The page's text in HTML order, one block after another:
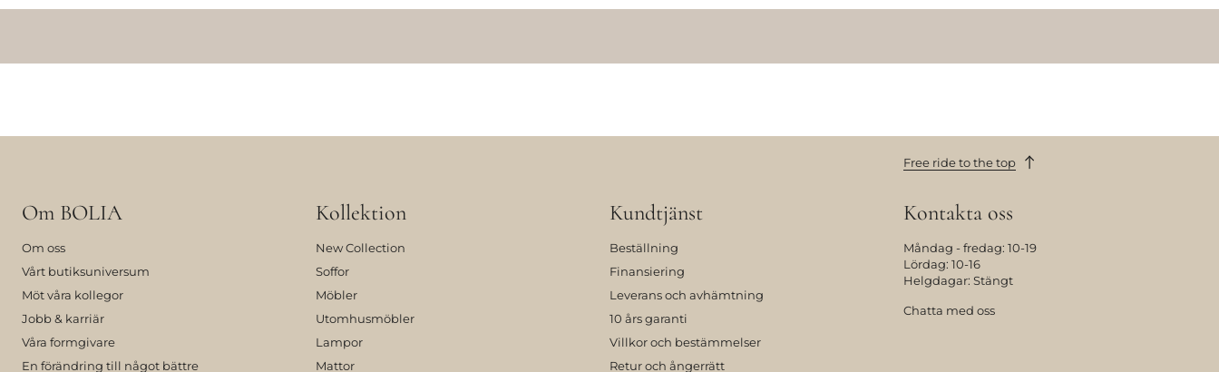
Free ride to the top
Om BOLIA
Om oss
Vårt butiksuniversum
Möt våra kollegor
Jobb & karriär
Våra formgivare
En förändring till något bättre
Kollektion
New Collection
Soffor
Möbler
Utomhusmöbler
Lampor
Mattor
Kundtjänst
Beställning
Finansiering
Leverans och avhämtning
10 års garanti
Villkor och bestämmelser
Retur och ångerrätt
Kontakta oss
Måndag - fredag: 10-19
Lördag: 10-16
Helgdagar: Stängt
Chatta med oss